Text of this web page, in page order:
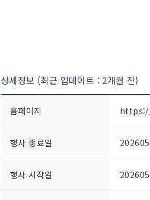
상세정보 (최근 업데이트 : 2개월 전)
홈페이지
행사 종료일
행사 시작일